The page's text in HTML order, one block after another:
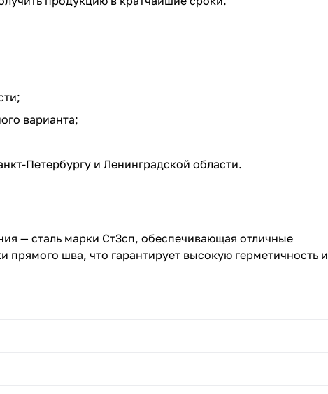
варианта;
Петербургу и Ленинградской области.
— сталь марки Ст3сп, обеспечивающая отличные
прямого шва, что гарантирует высокую герметичность и